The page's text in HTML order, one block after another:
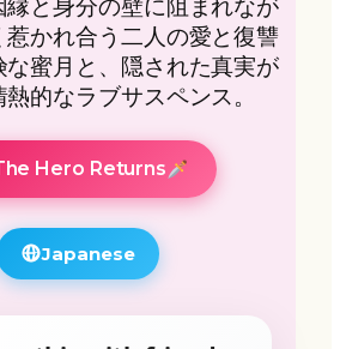
惹かれ合う二人の愛と復讐
蜜月と、隠された真実が
的なラブサスペンス。
Hero Returns
Japanese